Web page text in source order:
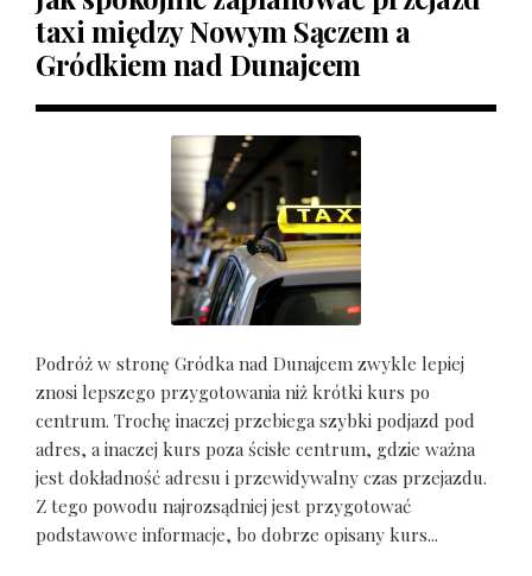
taxi między Nowym Sączem a
Gródkiem nad Dunajcem
Podróż w stronę Gródka nad Dunajcem zwykle lepiej
znosi lepszego przygotowania niż krótki kurs po
centrum. Trochę inaczej przebiega szybki podjazd pod
adres, a inaczej kurs poza ścisłe centrum, gdzie ważna
jest dokładność adresu i przewidywalny czas przejazdu.
Z tego powodu najrozsądniej jest przygotować
podstawowe informacje, bo dobrze opisany kurs...